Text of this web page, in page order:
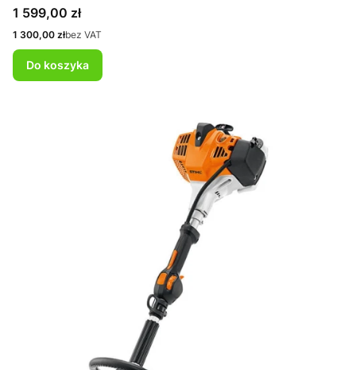
Cena
1 599,00 zł
Cena
1 300,00 złbez VAT
Do koszyka